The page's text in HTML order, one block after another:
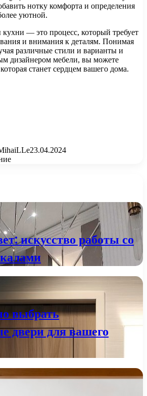
нотку комфорта и определения
уютной.
— это процесс, который требует
и внимания к деталям. Понимая
различные стили и варианты и
дизайнером мебели, вы можете
станет сердцем вашего дома.
23.04.2024
искусство работы со
выбрать
двери для вашего